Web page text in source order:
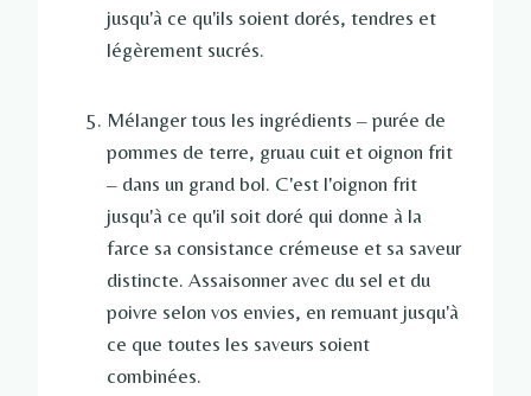
jusqu'à ce qu'ils soient dorés, tendres et
légèrement sucrés.
Mélanger tous les ingrédients – purée de
pommes de terre, gruau cuit et oignon frit
– dans un grand bol. C'est l'oignon frit
jusqu'à ce qu'il soit doré qui donne à la
farce sa consistance crémeuse et sa saveur
distincte. Assaisonner avec du sel et du
poivre selon vos envies, en remuant jusqu'à
ce que toutes les saveurs soient
combinées.